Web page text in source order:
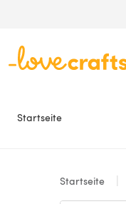
Startseite
Startseite